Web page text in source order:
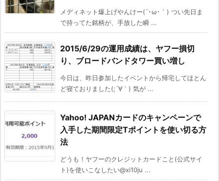
メディネット爆上げやんけー(´･ω･｀) つい先日ま
で持ってた銘柄が、手放した瞬 ...
2015/6/29の運用成績は、ヤフー損切
り、ブロードバンドタワー買い増し
今日は、昨日参加したイベントから帰宅してほとん
ど寝ておりました(;´∀｀) 気が ...
Yahoo! JAPANカードのキャンペーンで
入手した期間限定Tポイントを使い切る方
法
どうも！ヤフーのクレジットカードこと(公式サイ
ト)を使いこなしたい@xi10ju ...